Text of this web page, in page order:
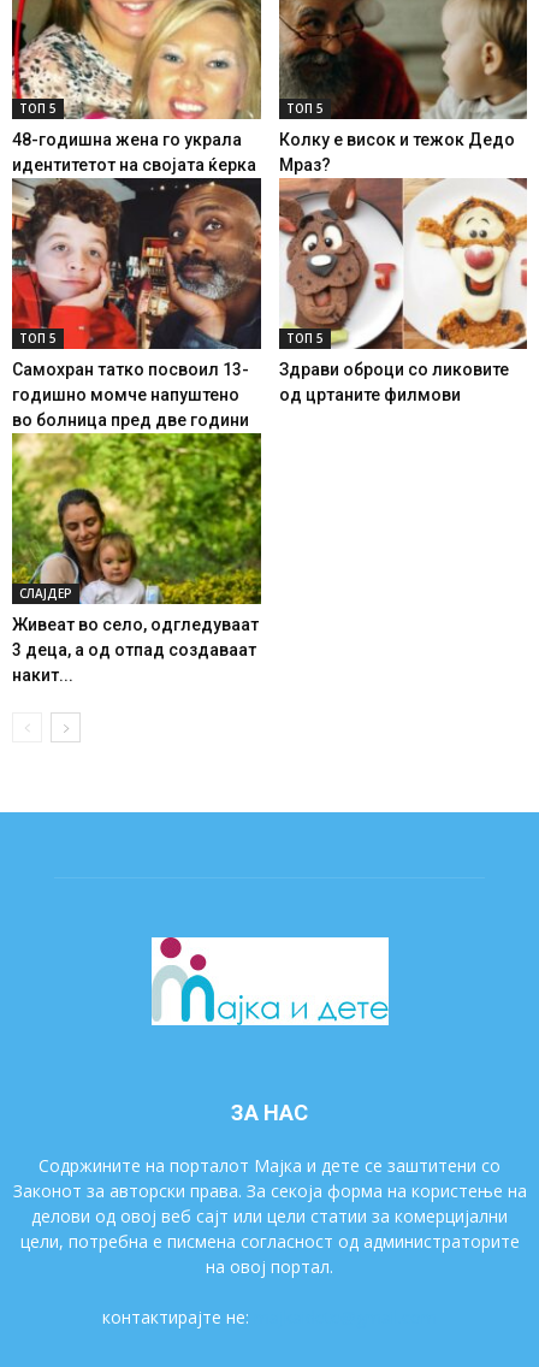
ТОП 5
48-годишна жена го украла
идентитетот на својата ќерка
ТОП 5
Колку е висок и тежок Дедо
Мраз?
ТОП 5
Самохран татко посвоил 13-
годишно момче напуштено
во болница пред две години
ТОП 5
Здрави оброци со ликовите
од цртаните филмови
СЛАЈДЕР
Живеат во село, одгледуваат
3 деца, а од отпад создаваат
накит...
ЗА НАС
Содржините на порталот Мајка и дете се заштитени со
Законот за авторски права. За секоја форма на користење на
делови од овој веб сајт или цели статии за комерцијални
цели, потребна е писмена согласност од администраторите
на овој портал.
контактирајте не: